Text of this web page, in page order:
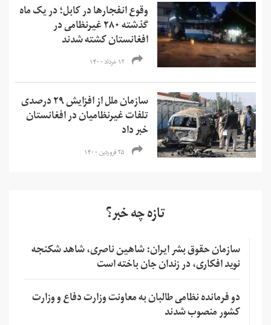
وقوع انفجارها در کابل؛ در یک ماه
گذشته ۲۸۰ غیرنظامی در
افغانستان کشته شدند
۱۲ خرداد ۱۴۰۰
سازمان ملل از افزایش ۲۹ درصدی
تلفات غیرنظامیان در افغانستان
خبر داد
۲۵ فروردین ۱۴۰۰
تازه چه خبر؟
سازمان حقوق بشر ایران: شاهین ناصری، شاهد شکنجه
نوید افکاری، در زندان جان باخته است
دو فرمانده نظامی طالبان به معاونت وزارت دفاع و وزارت
کشور منصوب شدند